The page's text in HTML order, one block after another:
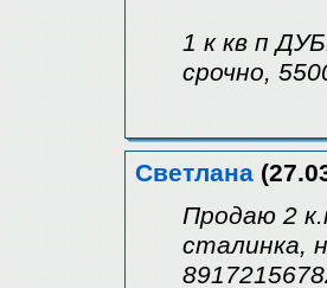
1 к кв п
срочно,
Светлана
Продаю 2
сталинка,